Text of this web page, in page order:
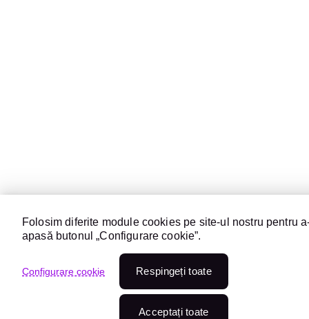
Folosim diferite module cookies pe site-ul nostru pentru
apasă butonul „Configurare cookie”.
Configurare cookie Respingeți toate
Acceptați toate